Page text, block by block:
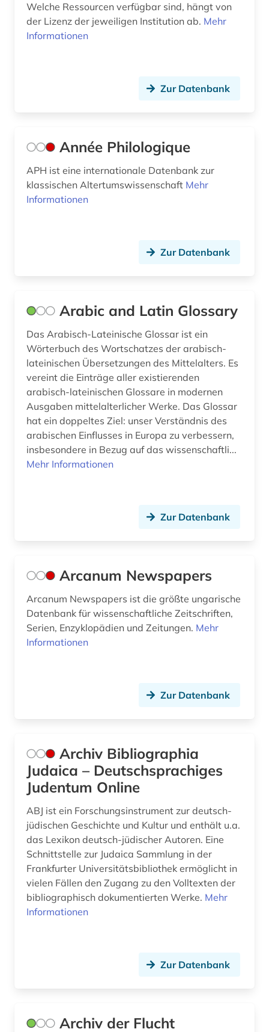
friedrich von (1)
gehirn (1)
geist (1)
geisteswissenschaften (45)
gender (1)
geografie (2)
geologie (2)
georg friedrich wilhelm (1)
georg wilhelm friedrich (3)
george (1)
gesamtausgaben (1)
geschichte (43)
geschichte &lt;1801-1819&gt; (1)
geschichte 1440-1932 (1)
geschichte 1600-1700 (1)
geschichte 1680-1790 (1)
geschichte 200-1500 (1)
geschichte 500-1500 (1)
geschichte 500-1500 n. chr. (1)
geschichte 800-1900 (2)
geschichtswissenschaft (1)
geschlechterforschung (1)
gesellschaft (1)
Welche Ressourcen verfügbar sind, hängt von
der Lizenz der jeweiligen Institution ab. Mehr
Informationen
Zur Datenbank
Année Philologique
APH ist eine internationale Datenbank zur
klassischen Altertumswissenschaft Mehr
Informationen
Zur Datenbank
Arabic and Latin Glossary
Das Arabisch-Lateinische Glossar ist ein
Wörterbuch des Wortschatzes der arabisch-
lateinischen Übersetzungen des Mittelalters. Es
vereint die Einträge aller existierenden
arabisch-lateinischen Glossare in modernen
Ausgaben mittelalterlicher Werke. Das Glossar
hat ein doppeltes Ziel: unser Verständnis des
arabischen Einflusses in Europa zu verbessern,
insbesondere in Bezug auf das wissenschaftli...
Mehr Informationen
Zur Datenbank
Arcanum Newspapers
Arcanum Newspapers ist die größte ungarische
Datenbank für wissenschaftliche Zeitschriften,
Serien, Enzyklopädien und Zeitungen. Mehr
Informationen
Zur Datenbank
Archiv Bibliographia
Judaica – Deutschsprachiges
Judentum Online
ABJ ist ein Forschungsinstrument zur deutsch-
jüdischen Geschichte und Kultur und enthält u.a.
das Lexikon deutsch-jüdischer Autoren. Eine
Schnittstelle zur Judaica Sammlung in der
Frankfurter Universitätsbibliothek ermöglicht in
vielen Fällen den Zugang zu den Volltexten der
bibliographisch dokumentierten Werke. Mehr
Informationen
Zur Datenbank
Archiv der Flucht